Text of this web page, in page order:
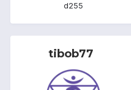
d255
tibob77